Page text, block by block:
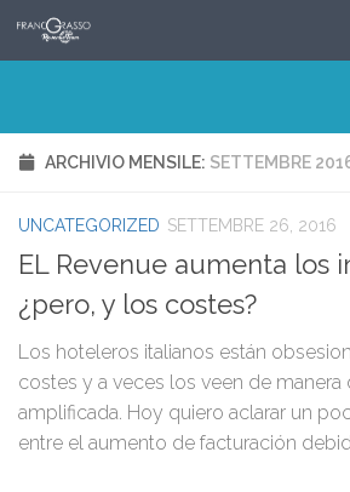
Salta al contenuto
ARCHIVIO MENSILE: SETTEMBRE
UNCATEGORIZED SETTEMBRE 26, 2016
EL Revenue aumenta los
¿pero, y los costes?
Los hoteleros italianos están
costes y a veces los veen de manera
amplificada. Hoy quiero aclarar un
entre el aumento de facturación